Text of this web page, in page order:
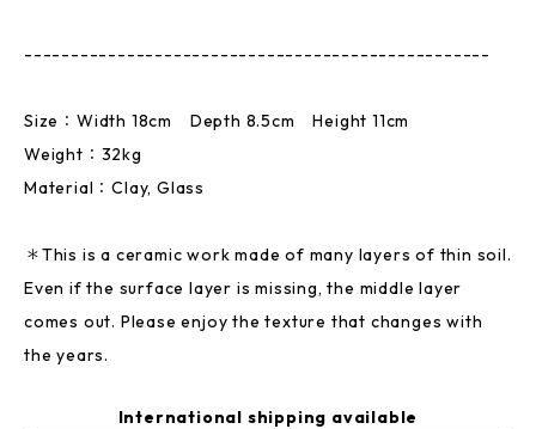
--------------------------------------------------
Size：Width 18cm Depth 8.5cm Height 11cm
Weight：32kg
Material：Clay, Glass
＊This is a ceramic work made of many layers of thin soil.
Even if the surface layer is missing, the middle layer
comes out. Please enjoy the texture that changes with
the years.
International shipping available